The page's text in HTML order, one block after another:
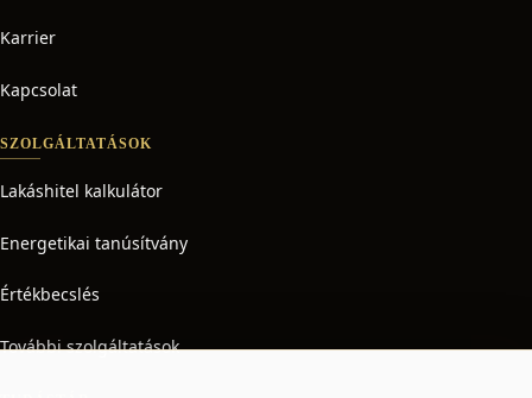
Karrier
Kapcsolat
SZOLGÁLTATÁSOK
Lakáshitel kalkulátor
Energetikai tanúsítvány
Értékbecslés
További szolgáltatások